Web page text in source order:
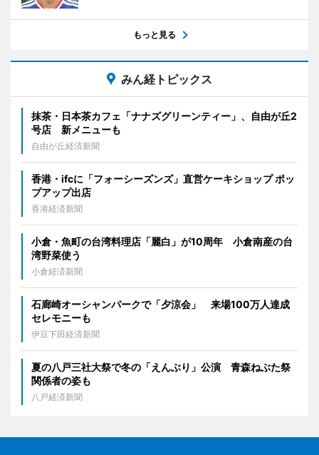
もっと見る
みん経トピックス
抹茶・日本茶カフェ「ナナズグリーンティー」、自由が丘2
号店 新メニューも
自由が丘経済新聞
香港・ifcに「フォーシーズンズ」直営ケーキショップ ポッ
プアップ出店
香港経済新聞
小倉・魚町の台湾料理店「麗白」が10周年 小倉南産の台
湾野菜使う
小倉経済新聞
石廊崎オーシャンパークで「夕涼会」 来場100万人達成
セレモニーも
伊豆下田経済新聞
夏の八戸三社大祭で冬の「えんぶり」公演 青森ねぶた祭
関係者の姿も
八戸経済新聞